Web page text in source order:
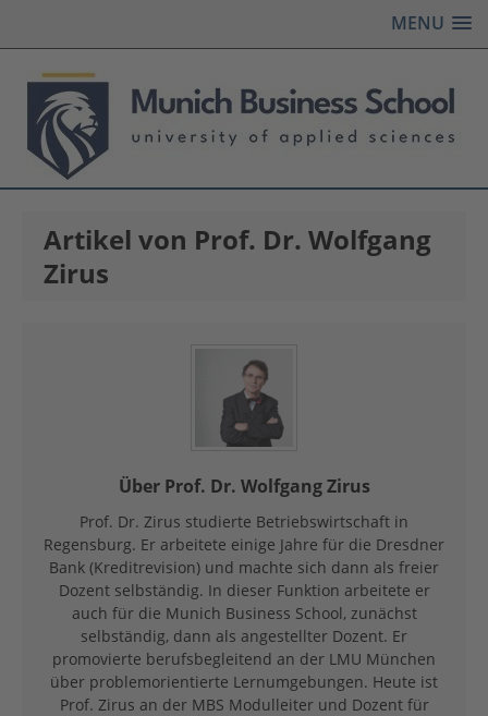
MENU
Artikel von Prof. Dr. Wolfgang
Zirus
Über Prof. Dr. Wolfgang Zirus
Prof. Dr. Zirus studierte Betriebswirtschaft in
Regensburg. Er arbeitete einige Jahre für die Dresdner
Bank (Kreditrevision) und machte sich dann als freier
Dozent selbständig. In dieser Funktion arbeitete er
auch für die Munich Business School, zunächst
selbständig, dann als angestellter Dozent. Er
promovierte berufsbegleitend an der LMU München
über problemorientierte Lernumgebungen. Heute ist
Prof. Zirus an der MBS Modulleiter und Dozent für